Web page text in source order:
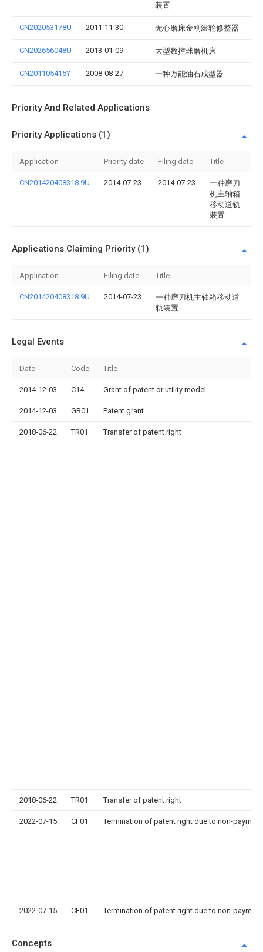
装置
CN202053178U 2011-11-30 无心磨床金刚滚轮修整器
CN202656048U 2013-01-09 大型数控球磨机床
CN201105415Y 2008-08-27 一种万能油石成型器
Priority And Related Applications
Priority Applications (1)
Application Priority date Filing date Title
CN201420408318.9U 2014-07-23 2014-07-23
一种磨刀
机主轴箱
移动道轨
装置
Applications Claiming Priority (1)
Application Filing date Title
CN201420408318.9U 2014-07-23
一种磨刀机主轴箱移动道
轨装置
Legal Events
Date Code Title
2014-12-03 C14 Grant of patent or utility model
2014-12-03 GR01 Patent grant
2018-06-22 TR01 Transfer of patent right
2018-06-22 TR01 Transfer of patent right
2022-07-15 CF01 Termination of patent right due to non-
2022-07-15 CF01 Termination of patent right due to non-
Concepts